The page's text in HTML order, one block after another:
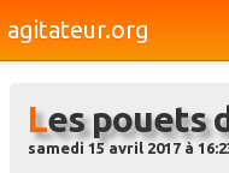
agitateur.org
Bourges & le Cher
Les pouets
samedi 15 avril 2017 à